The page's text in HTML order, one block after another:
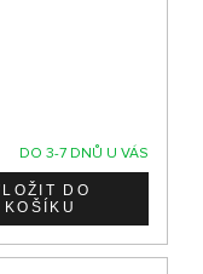
DO 3-7 DNŮ U VÁS